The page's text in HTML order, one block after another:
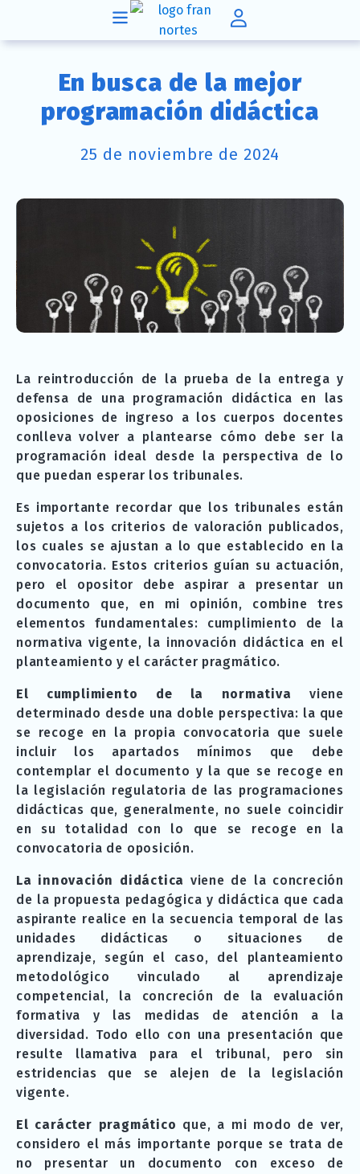
En busca de la mejor
programación didáctica
25 de noviembre de 2024
La reintroducción de la prueba de la entrega y
defensa de una programación didáctica en las
oposiciones de ingreso a los cuerpos docentes
conlleva volver a plantearse cómo debe ser la
programación ideal desde la perspectiva de lo
que puedan esperar los tribunales.
Es importante recordar que los tribunales están
sujetos a los criterios de valoración publicados,
los cuales se ajustan a lo que establecido en la
convocatoria. Estos criterios guían su actuación,
pero el opositor debe aspirar a presentar un
documento que, en mi opinión, combine tres
elementos fundamentales: cumplimiento de la
normativa vigente, la innovación didáctica en el
planteamiento y el carácter pragmático.
El cumplimiento de la normativa viene
determinado desde una doble perspectiva: la que
se recoge en la propia convocatoria que suele
incluir los apartados mínimos que debe
contemplar el documento y la que se recoge en
la legislación regulatoria de las programaciones
didácticas que, generalmente, no suele coincidir
en su totalidad con lo que se recoge en la
convocatoria de oposición.
La innovación didáctica viene de la concreción
de la propuesta pedagógica y didáctica que cada
aspirante realice en la secuencia temporal de las
unidades didácticas o situaciones de
aprendizaje, según el caso, del planteamiento
metodológico vinculado al aprendizaje
competencial, la concreción de la evaluación
formativa y las medidas de atención a la
diversidad. Todo ello con una presentación que
resulte llamativa para el tribunal, pero sin
estridencias que se alejen de la legislación
vigente.
El carácter pragmático que, a mi modo de ver,
considero el más importante porque se trata de
no presentar un documento con exceso de